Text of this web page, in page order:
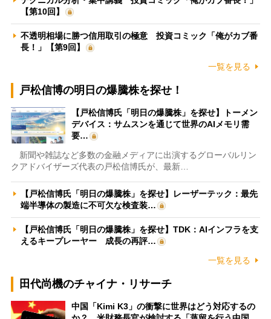
【第10回】
不透明相場に勝つ信用取引の極意 投資コミック「俺がカブ番
長！」【第9回】
一覧を見る
戸松信博の明日の爆騰株を探せ！
【戸松信博氏「明日の爆騰株」を探せ】トーメン
デバイス：サムスンを通じて世界のAIメモリ需
要…
新聞や雑誌など多数の金融メディアに出演するグローバルリン
クアドバイザーズ代表の戸松信博氏が、最新…
【戸松信博氏「明日の爆騰株」を探せ】レーザーテック：最先
端半導体の製造に不可欠な検査装…
【戸松信博氏「明日の爆騰株」を探せ】TDK：AIインフラを支
えるキープレーヤー 成長の再評…
一覧を見る
田代尚機のチャイナ・リサーチ
中国「Kimi K3」の衝撃に世界はどう対応するの